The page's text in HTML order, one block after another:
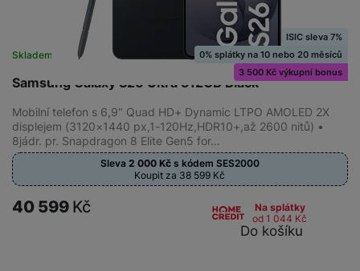
Samsung Galaxy S26 Ultra 512GB Black
Skladem na 8 prodejnách
ISIC sleva 7%
0% splátky na 10 nebo 20 měsíců
3 500 Kč výkupní bonus
Mobilní telefon s 6,9" Quad HD+ Dynamic LTPO AMOLED 2X
displejem (3120×1440 px,1-120Hz,HDR10+,až 2600 nitů) •
8jádr. pr. Snapdragon 8 Elite Gen5 for…
Sleva 2 000 Kčs kódem SES2000
Koupit za 38 599 Kč
40 599 Kč
Na splátky
od 1 044 Kč
Do košíku